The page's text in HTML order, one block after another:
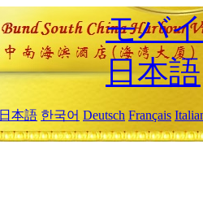
モバ
日本語
日本語 한국어 Deutsch Français